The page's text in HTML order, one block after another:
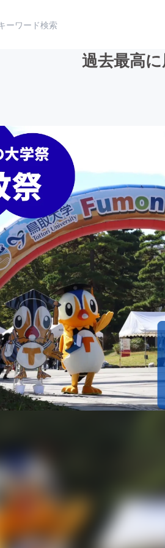
アート・写真
テクノロジー・ガジェット
映像・映画
ビジネス・起業
まちづくり・地域活性化
過去最高